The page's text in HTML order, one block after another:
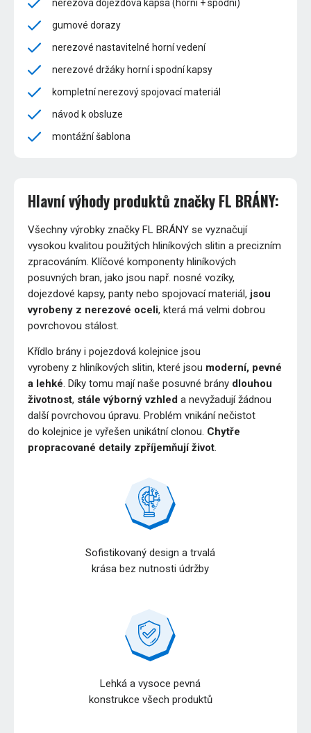
nerezová dojezdová kapsa (horní + spodní)
gumové dorazy
nerezové nastavitelné horní vedení
nerezové držáky horní i spodní kapsy
kompletní nerezový spojovací materiál
návod k obsluze
montážní šablona
Hlavní výhody produktů značky FL BRÁNY:
Všechny výrobky značky FL BRÁNY se vyznačují
vysokou kvalitou použitých hliníkových slitin a precizním
zpracováním. Klíčové komponenty hliníkových
posuvných bran, jako jsou např. nosné vozíky,
dojezdové kapsy, panty nebo spojovací materiál, jsou
vyrobeny z nerezové oceli, která má velmi dobrou
povrchovou stálost.
Křídlo brány i pojezdová kolejnice jsou
vyrobeny z hliníkových slitin, které jsou moderní, pevné
a lehké. Díky tomu mají naše posuvné brány dlouhou
životnost, stále výborný vzhled a nevyžadují žádnou
další povrchovou úpravu. Problém vnikání nečistot
do kolejnice je vyřešen unikátní clonou. Chytře
propracované detaily zpříjemňují život.
Sofistikovaný design a trvalá
krása bez nutnosti údržby
Lehká a vysoce pevná
konstrukce všech produktů